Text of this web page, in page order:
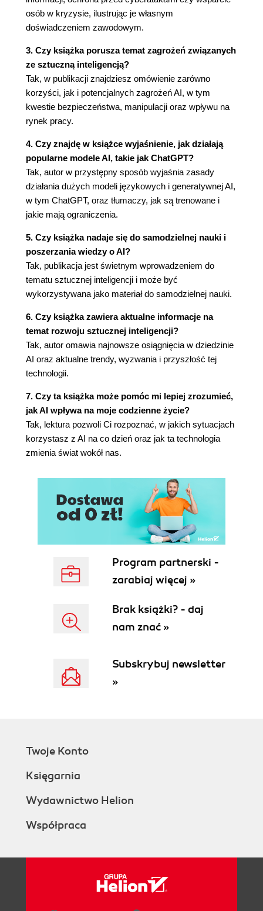
SYMBOLISTA SPOTYKA JULIĘ
OBYŚ ŻYŁ W CIEKAWYCH CZASACH
POSŁOWIE
osób w kryzysie, ilustrując je własnym
doświadczeniem zawodowym.
3. Czy książka porusza temat zagrożeń związanych
ze sztuczną inteligencją?
Tak, w publikacji znajdziesz omówienie zarówno
korzyści, jak i potencjalnych zagrożeń AI, w tym
kwestie bezpieczeństwa, manipulacji oraz wpływu na
rynek pracy.
4. Czy znajdę w książce wyjaśnienie, jak działają
popularne modele AI, takie jak ChatGPT?
Tak, autor w przystępny sposób wyjaśnia zasady
działania dużych modeli językowych i generatywnej AI,
w tym ChatGPT, oraz tłumaczy, jak są trenowane i
jakie mają ograniczenia.
5. Czy książka nadaje się do samodzielnej nauki i
poszerzania wiedzy o AI?
Tak, publikacja jest świetnym wprowadzeniem do
tematu sztucznej inteligencji i może być
wykorzystywana jako materiał do samodzielnej nauki.
6. Czy książka zawiera aktualne informacje na
temat rozwoju sztucznej inteligencji?
Tak, autor omawia najnowsze osiągnięcia w dziedzinie
AI oraz aktualne trendy, wyzwania i przyszłość tej
technologii.
7. Czy ta książka może pomóc mi lepiej zrozumieć,
jak AI wpływa na moje codzienne życie?
Tak, lektura pozwoli Ci rozpoznać, w jakich sytuacjach
korzystasz z AI na co dzień oraz jak ta technologia
zmienia świat wokół nas.
Program partnerski -
zarabiaj więcej »
Brak książki? - daj
nam znać »
Subskrybuj newsletter
»
Twoje Konto
Księgarnia
Wydawnictwo Helion
Współpraca